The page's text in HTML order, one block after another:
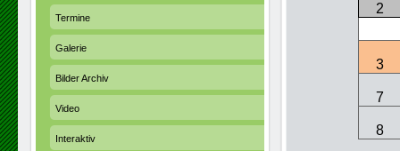
2
3
7
8
Termine
Galerie
Bilder Archiv
Video
Interaktiv